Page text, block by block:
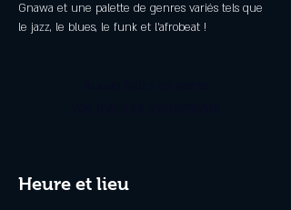
Gnawa et une palette de genres variés tels que
le jazz, le blues, le funk et l'afrobeat !
Heure et lieu